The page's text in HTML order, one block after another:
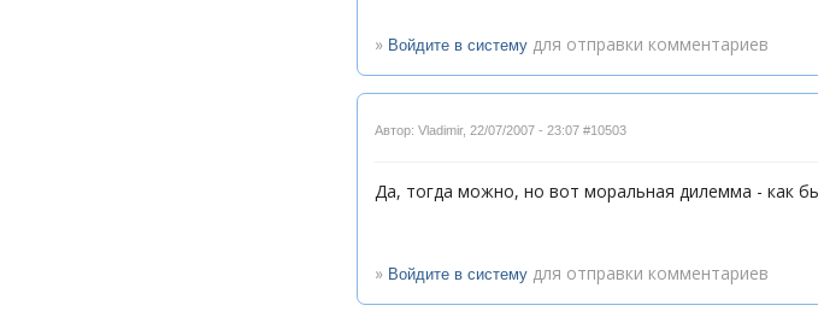
» Войдите в систему для отправки комментариев
Автор: Vladimir, 22/07/2007 - 23:07 #10503
Да, тогда можно, но вот моральная дилемма - как
» Войдите в систему для отправки комментариев